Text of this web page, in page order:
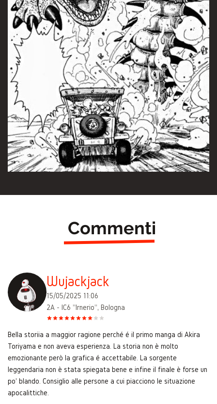
Commenti
Wujackjack
15/05/2025 11:06
2A - IC6 "Irnerio", Bologna
Bella storiia a maggior ragione perché é il primo manga di Akira
Toriyama e non aveva esperienza. La storia non è molto
emozionante però la grafica é accettabile. La sorgente
leggendaria non è stata spiegata bene e infine il finale è forse un
po' blando. Consiglio alle persone a cui piacciono le situazione
apocalittiche.